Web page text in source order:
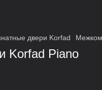
двери Korfad
Korfad Piano